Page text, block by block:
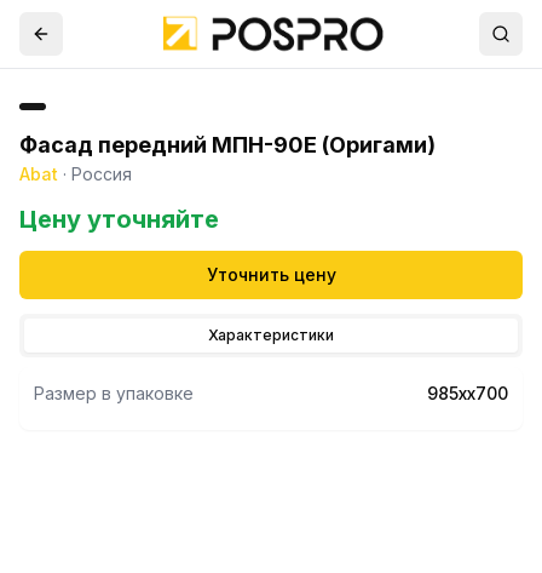
Фасад передний МПН-90Е (Оригами)
Abat · Россия
Цену уточняйте
Уточнить цену
Характеристики
Размер в упаковке 985хх700